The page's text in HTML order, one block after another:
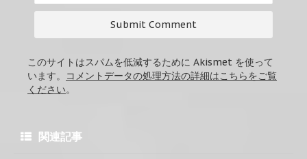
このサイトはスパムを低減するために Akismet を使って
います。
コメントデータの処理方法の詳細はこちらをご覧
ください。
関連記事